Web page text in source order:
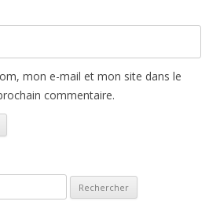
mon e-mail et mon site dans le
commentaire.